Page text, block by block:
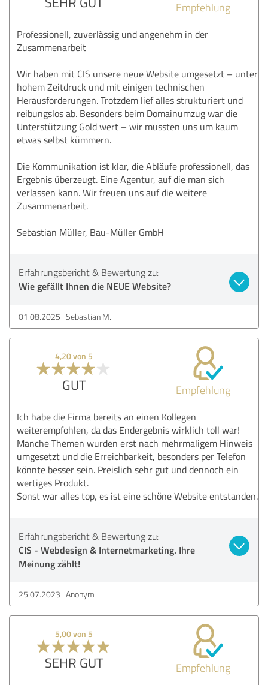
Empfehlung
Professionell, zuverlässig und angenehm in der
Zusammenarbeit
Wir haben mit CIS unsere neue Website umgesetzt – unter
hohem Zeitdruck und mit einigen technischen
Herausforderungen. Trotzdem lief alles strukturiert und
reibungslos ab. Besonders beim Domainumzug war die
Unterstützung Gold wert – wir mussten uns um kaum
etwas selbst kümmern.
Die Kommunikation ist klar, die Abläufe professionell, das
Ergebnis überzeugt. Eine Agentur, auf die man sich
verlassen kann. Wir freuen uns auf die weitere
Zusammenarbeit.
Sebastian Müller, Bau-Müller GmbH
Erfahrungsbericht & Bewertung zu:
Wie gefällt Ihnen die NEUE Website?
01.08.2025 Sebastian M.
4,20 von 5
GUT Empfehlung
Ich habe die Firma bereits an einen Kollegen
weiterempfohlen, da das Endergebnis wirklich toll war!
Manche Themen wurden erst nach mehrmaligem Hinweis
umgesetzt und die Erreichbarkeit, besonders per Telefon
könnte besser sein. Preislich sehr gut und dennoch ein
wertiges Produkt.
Sonst war alles top, es ist eine schöne Website entstanden.
Erfahrungsbericht & Bewertung zu:
CIS - Webdesign & Internetmarketing. Ihre
Meinung zählt!
25.07.2023 Anonym
5,00 von 5
SEHR GUT Empfehlung